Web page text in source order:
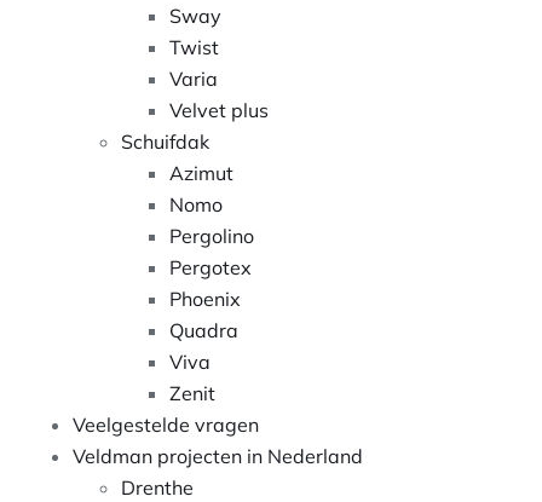
Sway
Twist
Varia
Velvet plus
Schuifdak
Azimut
Nomo
Pergolino
Pergotex
Phoenix
Quadra
Viva
Zenit
Veelgestelde vragen
Veldman projecten in Nederland
Drenthe